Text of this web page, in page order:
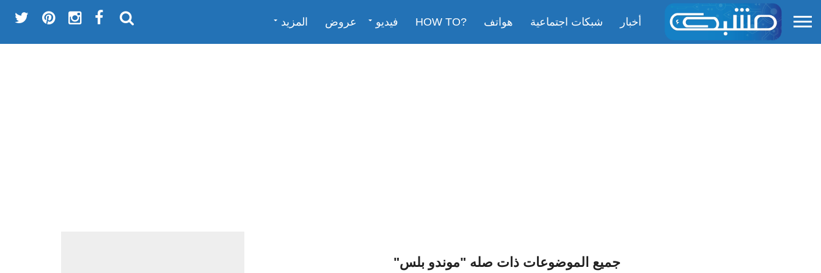
أخبار شبكات اجتماعية هواتف ?HOW TO فيديو عروض المزيد
جميع الموضوعات ذات صله "موندو بلس"